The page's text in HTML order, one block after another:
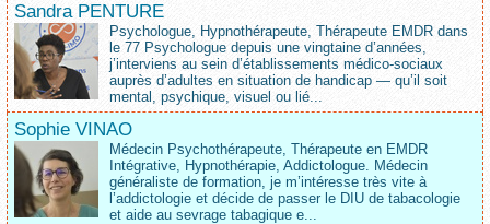
Sandra PENTURE
Psychologue, Hypnothérapeute, Thérapeute EMDR dans
le 77 Psychologue depuis une vingtaine d’années,
j’interviens au sein d’établissements médico‑sociaux
auprès d’adultes en situation de handicap — qu’il soit
mental, psychique, visuel ou lié...
Sophie VINAO
Médecin Psychothérapeute, Thérapeute en EMDR
Intégrative, Hypnothérapie, Addictologue. Médecin
généraliste de formation, je m’intéresse très vite à
l’addictologie et décide de passer le DIU de tabacologie
et aide au sevrage tabagique e...